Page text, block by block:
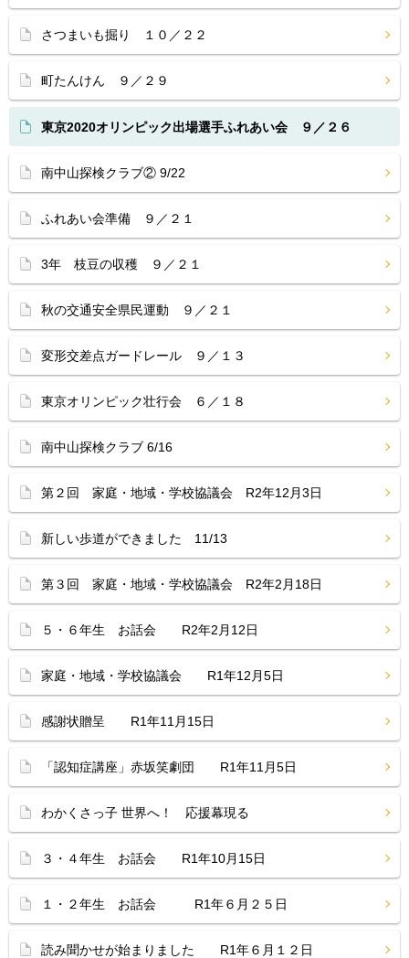
さつまいも掘り １０／２２
町たんけん ９／２９
東京2020オリンピック出場選手ふれあい会 ９／２６
南中山探検クラブ② 9/22
ふれあい会準備 ９／２１
3年 枝豆の収穫 ９／２１
秋の交通安全県民運動 ９／２１
変形交差点ガードレール ９／１３
東京オリンピック壮行会 ６／１８
南中山探検クラブ 6/16
第２回 家庭・地域・学校協議会 R2年12月3日
新しい歩道ができました 11/13
第３回 家庭・地域・学校協議会 R2年2月18日
５・６年生 お話会 R2年2月12日
家庭・地域・学校協議会 R1年12月5日
感謝状贈呈 R1年11月15日
「認知症講座」赤坂笑劇団 R1年11月5日
わかくさっ子 世界へ！ 応援幕現る
３・４年生 お話会 R1年10月15日
１・２年生 お話会 R1年６月２５日
読み聞かせが始まりました R1年６月１２日